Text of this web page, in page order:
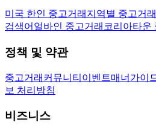
미국 한인 중고거래 지역별 중고거래
검색어 얼바인 중고거래 코리아타운
정책 및 약관
중고거래 커뮤니티 이벤트매너가이
보 처리방침
비즈니스